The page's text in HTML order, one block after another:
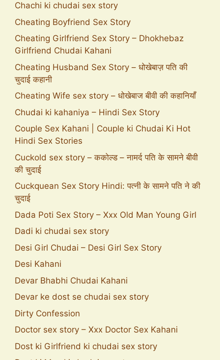
Chachi ki chudai sex story
Cheating Boyfriend Sex Story
Cheating Girlfriend Sex Story – Dhokhebaz
Girlfriend Chudai Kahani
Cheating Husband Sex Story – धोखेबाज़ पति की
चुदाई कहानी
Cheating Wife sex story – धोखेबाज बीवी की कहानियाँ
Chudai ki kahaniya – Hindi Sex Story
Couple Sex Kahani | Couple ki Chudai Ki Hot
Hindi Sex Stories
Cuckold sex story – ककोल्ड – नामर्द पति के सामने बीवी
की चुदाई
Cuckquean Sex Story Hindi: पत्नी के सामने पति ने की
चुदाई
Dada Poti Sex Story – Xxx Old Man Young Girl
Dadi ki chudai sex story
Desi Girl Chudai – Desi Girl Sex Story
Desi Kahani
Devar Bhabhi Chudai Kahani
Devar ke dost se chudai sex story
Dirty Confession
Doctor sex story – Xxx Doctor Sex Kahani
Dost ki Girlfriend ki chudai sex story